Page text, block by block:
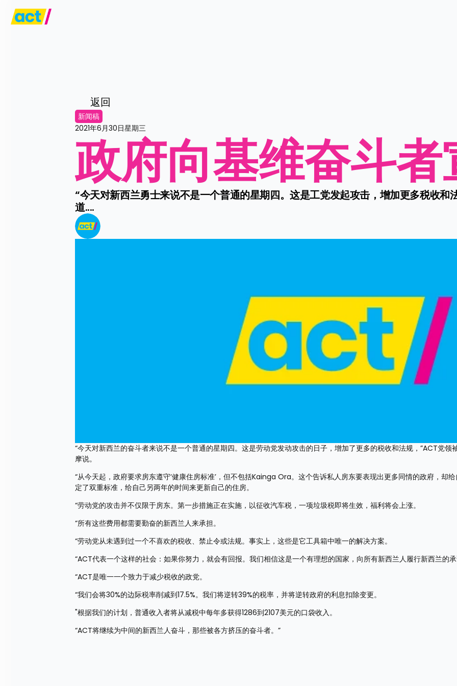
返回
新闻稿
2021年6月30日星期三
政府向基维奋斗者
“今天对新西兰勇士来说不是一个普通的星期四。这是工党发起攻击，增加更多税收和
道....
“今天对新西兰的奋斗者来说不是一个普通的星期四。这是劳动党发动攻击的日子，增加了更多的税收和法规，”ACT党领
摩说。
“从今天起，政府要求房东遵守‘健康住房标准’，但不包括Kainga Ora。这个告诉私人房东要表现出更多同情的政府，却
定了双重标准，给自己另两年的时间来更新自己的住房。
“劳动党的攻击并不仅限于房东。第一步措施正在实施，以征收汽车税，一项垃圾税即将生效，福利将会上涨。
“所有这些费用都需要勤奋的新西兰人来承担。
“劳动党从未遇到过一个不喜欢的税收、禁止令或法规。事实上，这些是它工具箱中唯一的解决方案。
“ACT代表一个这样的社会：如果你努力，就会有回报。我们相信这是一个有理想的国家，向所有新西兰人履行新西兰的
“ACT是唯一一个致力于减少税收的政党。
“我们会将30%的边际税率削减到17.5%。我们将逆转39%的税率，并将逆转政府的利息扣除变更。
"根据我们的计划，普通收入者将从减税中每年多获得1286到2107美元的口袋收入。
“ACT将继续为中间的新西兰人奋斗，那些被各方挤压的奋斗者。”